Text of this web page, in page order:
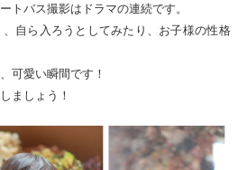
トバス撮影はドラマの連続です。
自ら入ろうとしてみたり、お子様の性格
可愛い瞬間です！
ましょう！